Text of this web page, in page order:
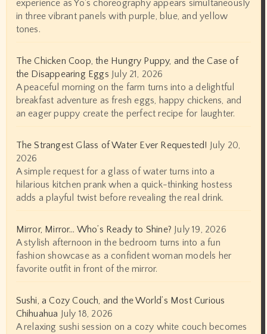
experience as Yo's choreography appears simultaneously
in three vibrant panels with purple, blue, and yellow
tones.
The Chicken Coop, the Hungry Puppy, and the Case of
the Disappearing Eggs July 21, 2026
A peaceful morning on the farm turns into a delightful
breakfast adventure as fresh eggs, happy chickens, and
an eager puppy create the perfect recipe for laughter.
The Strangest Glass of Water Ever Requested! July 20,
2026
A simple request for a glass of water turns into a
hilarious kitchen prank when a quick-thinking hostess
adds a playful twist before revealing the real drink.
Mirror, Mirror… Who’s Ready to Shine? July 19, 2026
A stylish afternoon in the bedroom turns into a fun
fashion showcase as a confident woman models her
favorite outfit in front of the mirror.
Sushi, a Cozy Couch, and the World’s Most Curious
Chihuahua July 18, 2026
A relaxing sushi session on a cozy white couch becomes